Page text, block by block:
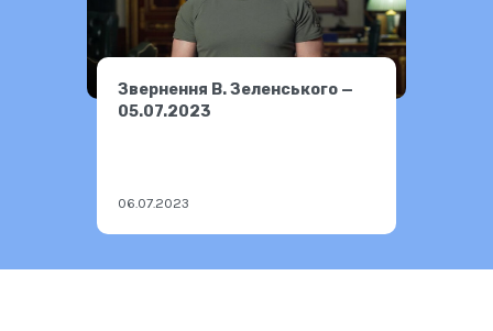
Звернення В. Зеленського —
05.07.2023
06.07.2023